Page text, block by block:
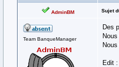
AdminBM Sujet
Team BanqueManager
Des
Edit